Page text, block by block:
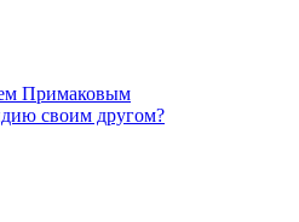
Примаковым
своим другом?